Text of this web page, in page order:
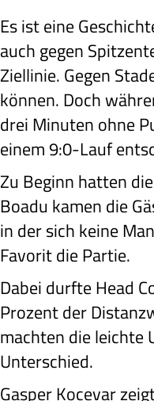
Es ist eine
auch gegen
Ziellinie. Gegen
können. Doch
drei Minuten ohne
einem 9:0-Lauf
Zu Beginn hatten
Boadu kamen die
in der sich keine
Favorit die Partie.
Dabei durfte Head
Prozent der
machten die leichte
Unterschied.
Gasper Kocevar